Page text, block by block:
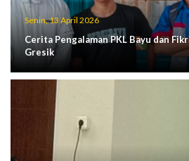
Senin, 13 April 2026
Cerita Pengalaman PKL Bayu dan
Gresik